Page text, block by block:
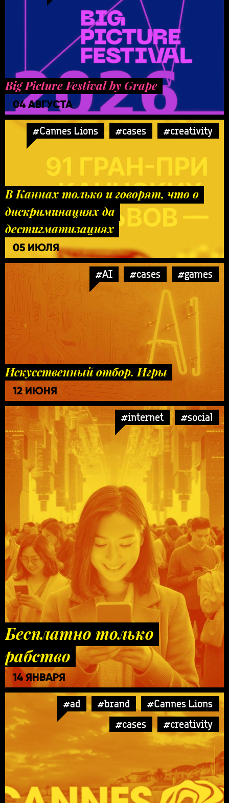
Big Picture Festival by Grape
04 АВГУСТА
#Cannes Lions #cases #creativity
В Каннах только и говорят, что о
дискриминациях да
дестигматизациях
05 ИЮЛЯ
#AI #cases #games
Искусственный отбор. Игры
12 ИЮНЯ
#internet #social
Бесплатно только
рабство
14 ЯНВАРЯ
#ad #brand
#Cannes Lions
#cases
#creativity